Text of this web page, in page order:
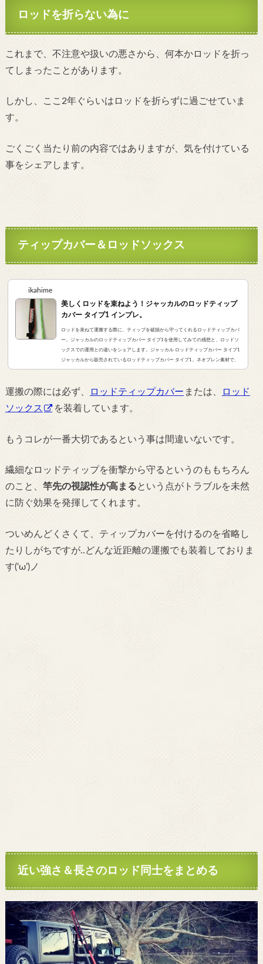
ロッドを折らない為に
これまで、不注意や扱いの悪さから、何本かロッドを折っ
てしまったことがあります。
しかし、ここ2年ぐらいはロッドを折らずに過ごせていま
す。
ごくごく当たり前の内容ではありますが、気を付けている
事をシェアします。
ティップカバー＆ロッドソックス
ikahime
美しくロッドを束ねよう！ジャッカルのロッドティップ
カバー タイプ1 インプレ。
ロッドを束ねて運搬する際に、ティップを破損から守ってくれるロッドティップカバ
ー。ジャッカルのロッドティップカバー タイプ1を使用してみての感想と、ロッドソ
ックスでの運用との違いをシェアします。ジャッカル ロッドティップカバー タイプ1
ジャッカルから販売されているロッドティップカバー タイプ1。ネオプレン素材で、
ごく一般的なロッドティップカバーになります。5本ぐらいのタックルであれば問題
で、ロッド数本を束ねていました。し...
運搬の際には必ず、 ロッドティップカバー または、
ロッド
ソックス
を装着しています。
もうコレが一番大切であるという事は間違いないです。
繊細なロッドティップを衝撃から守るというのももちろん
のこと、 竿先の視認性が高まるという点がトラブルを未然
に防ぐ効果を発揮してくれます。
ついめんどくさくて、ティップカバーを付けるのを省略し
たりしがちですが..どんな近距離の運搬でも装着しておりま
す(‘ω’)ノ
近い強さ＆長さのロッド同士をまとめる